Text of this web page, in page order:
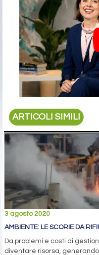
ARTICOLI SIMILI
3 agosto 2020
AMBIENTE: LE SCORIE DA
Da problemi e costi di
diventare risorsa,